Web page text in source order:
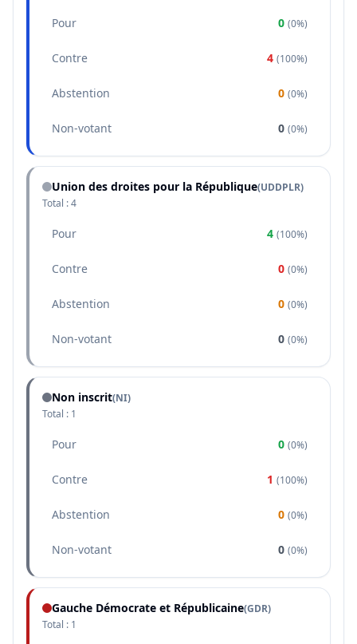
Pour 0 (0%)
Contre 4 (100%)
Abstention 0 (0%)
Non-votant 0 (0%)
Union des droites pour la République(UDDPLR)
Total :4
Pour 4 (100%)
Contre 0 (0%)
Abstention 0 (0%)
Non-votant 0 (0%)
Non inscrit(NI)
Total : 1
Pour 0 (0%)
Contre 1 (100%)
Abstention 0 (0%)
Non-votant 0 (0%)
Gauche Démocrate et Républicaine(GDR)
Total : 1